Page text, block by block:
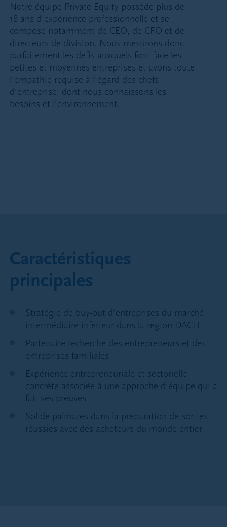
Notre équipe Private Equity possède plus de
18 ans d’expérience professionnelle et se
compose notamment de CEO, de CFO et de
directeurs de division. Nous mesurons donc
parfaitement les défis auxquels font face les
petites et moyennes entreprises et avons toute
l’empathie requise à l’égard des chefs
d’entreprise, dont nous connaissons les
besoins et l’environnement.
Caractéristiques
principales
Stratégie de buy-out d’entreprises du marché
intermédiaire inférieur dans la région DACH
Partenaire recherché des entrepreneurs et des
entreprises familiales
Expérience entrepreneuriale et sectorielle
concrète associée à une approche d’équipe qui a
fait ses preuves
Solide palmarès dans la préparation de sorties
réussies avec des acheteurs du monde entier